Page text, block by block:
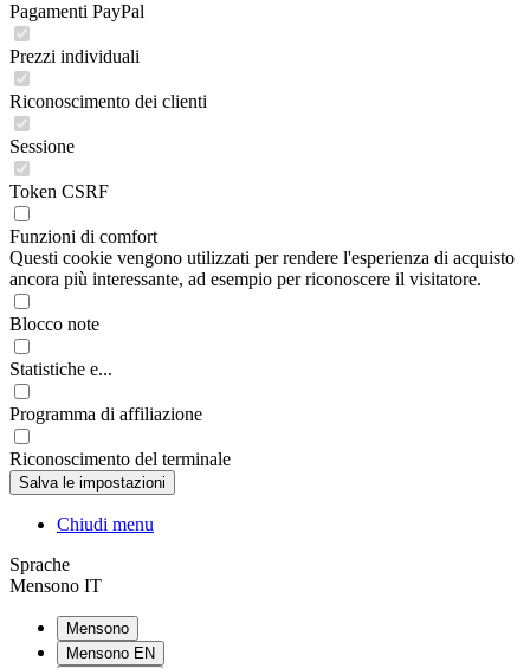
Pagamenti PayPal
Prezzi individuali
Riconoscimento dei clienti
Sessione
Token CSRF
Funzioni di comfort
Questi cookie vengono utilizzati per rendere l'esperienza di acquisto
ancora più interessante, ad esempio per riconoscere il visitatore.
Blocco note
Statistiche e...
Programma di affiliazione
Riconoscimento del terminale
Chiudi menu
Sprache
Mensono IT
Mensono
Mensono EN